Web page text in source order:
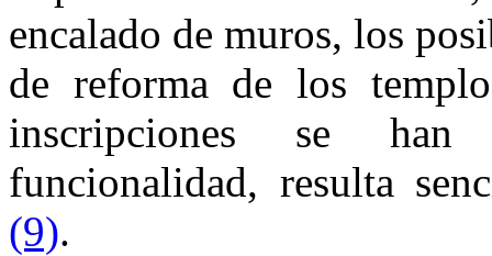
encalado de muros, los
de reforma de los
inscripciones se han
funcionalidad, resulta
(9).